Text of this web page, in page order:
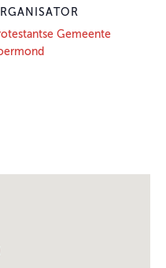
Gemeente